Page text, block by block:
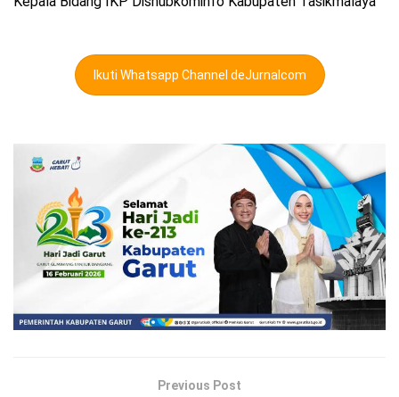
Ikuti Whatsapp Channel deJurnalcom
Previous Post